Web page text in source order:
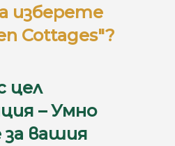
изберете
Cottages"?
цел
– Умно
вашия